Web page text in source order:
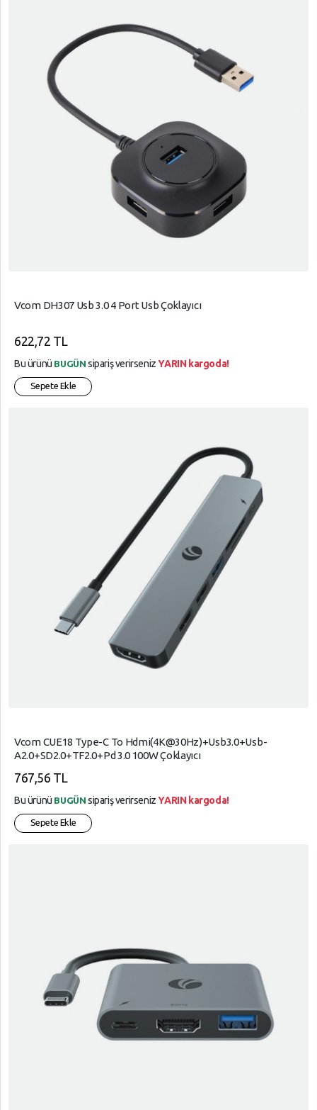
Vcom DH307 Usb 3.0 4 Port Usb Çoklayıcı
622,72 TL
Bu ürünü BUGÜN sipariş verirsenizYARIN kargoda!
Sepete Ekle
Vcom CUE18 Type-C To Hdmi(4K@30Hz)+Usb3.0+Usb-
A2.0+SD2.0+TF2.0+Pd 3.0 100W Çoklayıcı
767,56 TL
Bu ürünü BUGÜN sipariş verirsenizYARIN kargoda!
Sepete Ekle